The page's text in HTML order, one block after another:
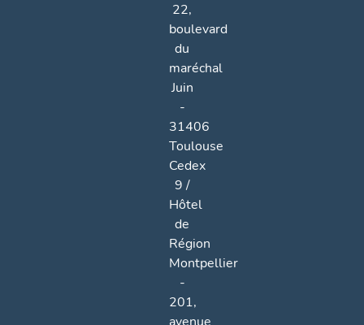
22,
boulevard
du
maréchal
Juin
-
31406
Toulouse
Cedex
9 /
Hôtel
de
Région
Montpellier
-
201,